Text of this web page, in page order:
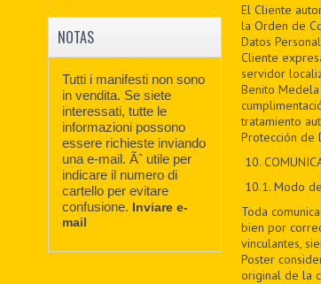
El Cliente
la Orden de
Datos
Cliente
servidor
Benito
tratamiento
Protección de
10.
10.1. Modo
Toda
bien por
vinculantes,
Poster
original de la
NOTAS
Tutti i manifesti non sono
in vendita. Se siete
interessati, tutte le
informazioni possono
essere richieste inviando
una e-mail. Ãˆ utile per
indicare il numero di
cartello per evitare
confusione. Inviare e-
mail